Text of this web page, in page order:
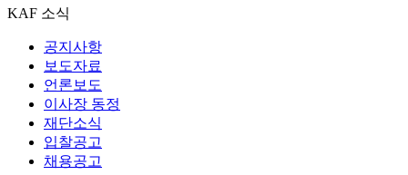
KAF 소식
공지사항
보도자료
언론보도
이사장 동정
재단소식
입찰공고
채용공고